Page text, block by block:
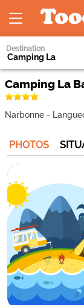
Destination
Camping La
Narbonne -
PHOTOS